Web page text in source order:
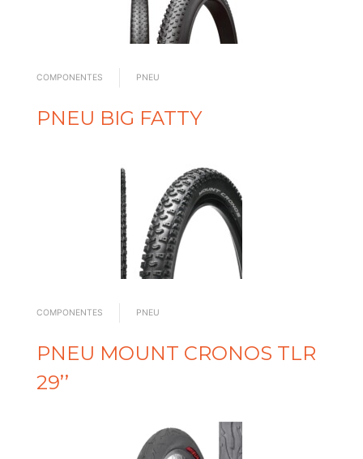
COMPONENTES PNEU
PNEU BIG FATTY
COMPONENTES PNEU
PNEU MOUNT CRONOS TLR
29’’